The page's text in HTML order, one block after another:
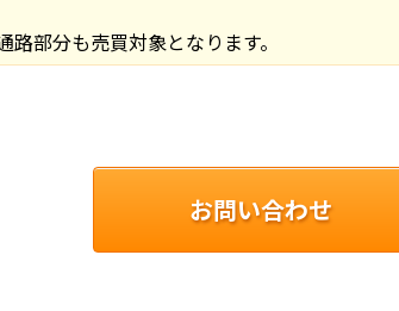
部分も売買対象となります。
お問い合わせ